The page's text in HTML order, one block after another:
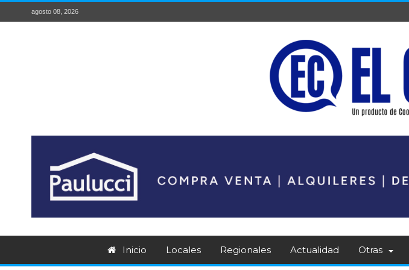
agosto 08, 2026
Inicio Locales Regionales Actualidad Otras